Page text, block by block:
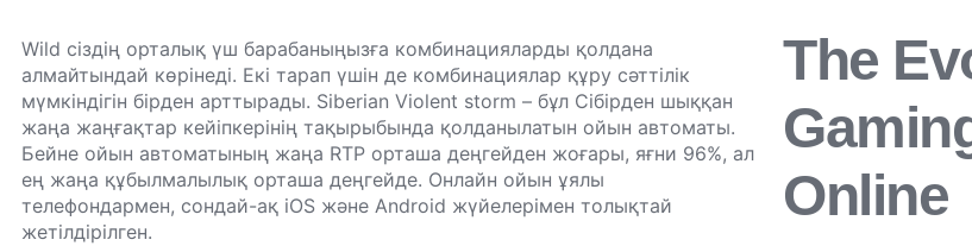
Wild сіздің орталық үш барабаныңызға комбинацияларды қолдана
алмайтындай көрінеді. Екі тарап үшін де комбинациялар құру сәттілік
мүмкіндігін бірден арттырады. Siberian Violent storm – бұл Сібірден шыққан
жаңа жаңғақтар кейіпкерінің тақырыбында қолданылатын ойын автоматы.
Бейне ойын автоматының жаңа RTP орташа деңгейден жоғары, яғни 96%, ал
ең жаңа құбылмалылық орташа деңгейде. Онлайн ойын ұялы
телефондармен, сондай-ақ iOS және Android жүйелерімен толықтай
жетілдірілген.
The
Online